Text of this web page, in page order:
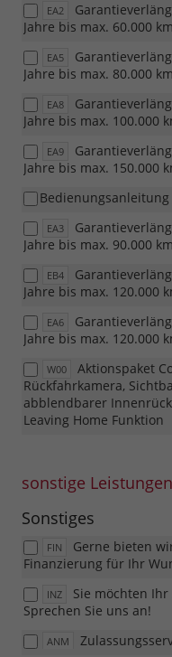
EA2
Jahre bis max. 60.000 km
EA5
Jahre bis max. 80.000 km
EA8
Jahre bis max. 100.000
EA9
Jahre bis max. 150.000
EA3
Jahre bis max. 90.000 km
EB4
Jahre bis max. 120.000
EA6
Jahre bis max. 120.000
W00
Aktionspaket
Rückfahrkamera,
abblendbarer
Leaving Home Funktion
sonstige Leistungen
Sonstiges
FIN
Gerne bieten
Finanzierung für Ihr
INZ
Sie möchten
Sprechen Sie uns an!
ANM